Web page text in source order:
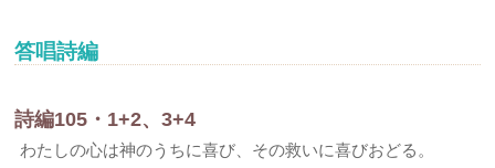
答唱詩編
詩編105・1+2、3+4
わたしの心は神のうちに喜び、その救いに喜びおどる。